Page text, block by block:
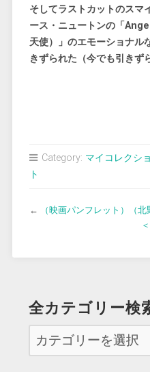
そしてラストカットのスマ
ース・ニュートンの「
天使）」のエモーショナル
きずられた（今でも引きず
Category: マイコレクシ
ト
←
（映画パンフレット）（
全カテゴリー検